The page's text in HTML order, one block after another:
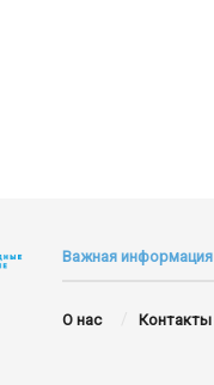
Важная информация
О нас Контакты